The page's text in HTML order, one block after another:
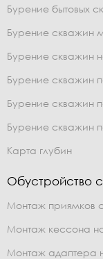
Бурение бытовых
Бурение скважин
Бурение скважин
Бурение скважин
Бурение скважин
Бурение скважин
Карта глубин
Обустройство
Монтаж приямков
Монтаж кессона
Монтаж адаптера